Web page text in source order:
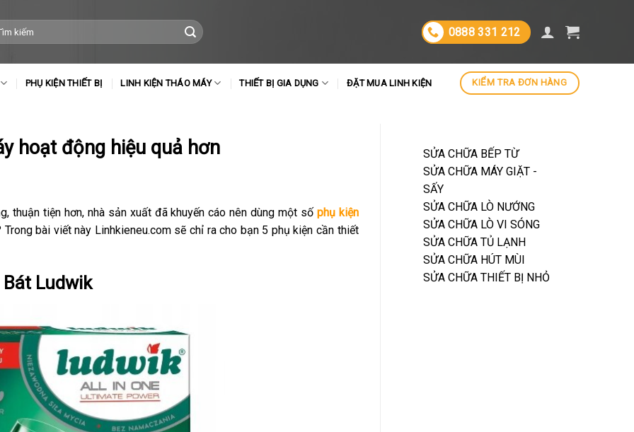
0888 331 212
PHỤ KIỆN THIẾT BỊ LINH KIỆN THÁO MÁY THIẾT BỊ GIA DỤNG ĐẶT MUA LINH KIỆN KIỂM TRA ĐƠN HÀNG
hoạt động hiệu quả hơn
thuận tiện hơn, nhà sản xuất đã khuyến cáo nên dùng một số phụ kiện
bài viết này Linhkieneu.com sẽ chỉ ra cho bạn 5 phụ kiện cần thiết
Ludwik
SỬA CHỮA BẾP TỪ
SỬA CHỮA MÁY GIẶT -
SẤY
SỬA CHỮA LÒ NƯỚNG
SỬA CHỮA LÒ VI SÓNG
SỬA CHỮA TỦ LẠNH
SỬA CHỮA HÚT MÙI
SỬA CHỮA THIẾT BỊ NHỎ